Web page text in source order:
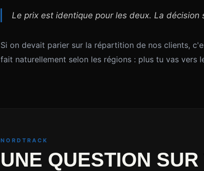
Le prix est identique pour les deux. La
Si on devait parier sur la répartition de nos clients,
fait naturellement selon les régions : plus tu vas vers
NORDTRACK
UNE QUESTION